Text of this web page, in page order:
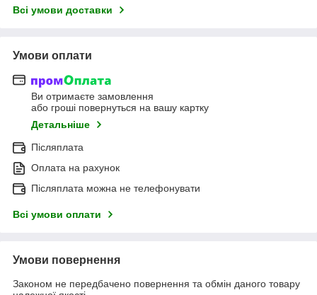
Всі умови доставки
Умови оплати
Ви отримаєте замовлення
або гроші повернуться на вашу картку
Детальніше
Післяплата
Оплата на рахунок
Післяплата можна не телефонувати
Всі умови оплати
Умови повернення
Законом не передбачено повернення та обмін даного товару